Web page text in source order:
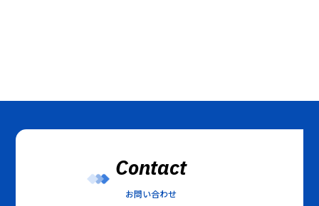
Contact
お問い合わせ